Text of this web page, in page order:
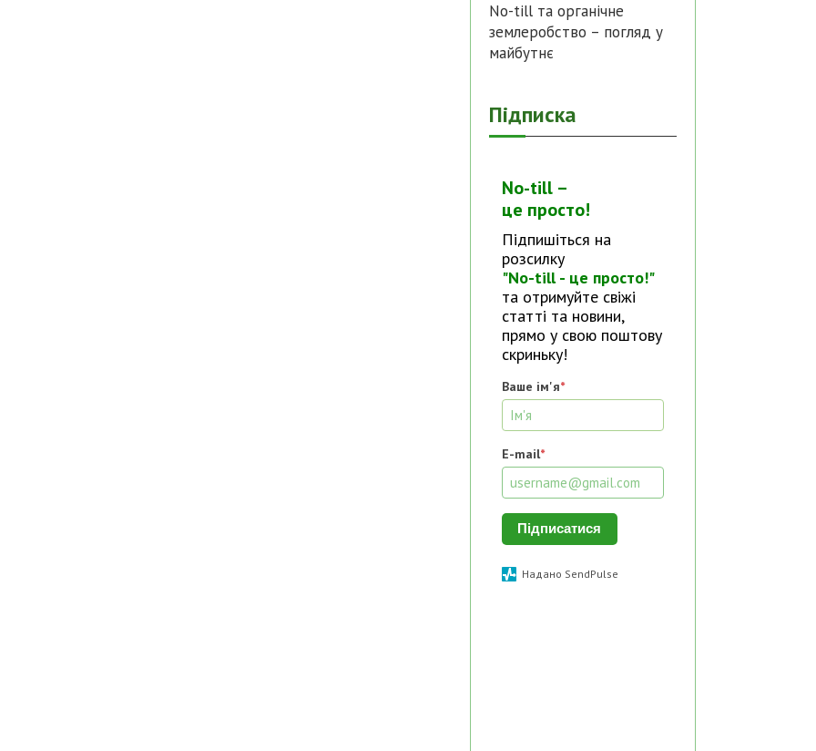
No-till та органічне
землеробство – погляд у
майбутнє
Підписка
No-till –
це просто!
Підпишіться на
розсилку
"No-till - це просто!"
та отримуйте свіжі
статті та новини,
прямо у свою поштову
скриньку!
Ваше ім'я*
E-mail*
Підписатися
Надано SendPulse